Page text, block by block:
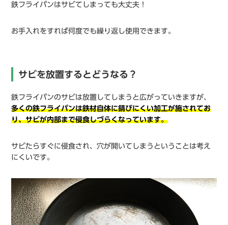
鉄フライパンはサビてしまっても大丈夫！
お手入れをすれば何度でも繰り返し使用できます。
サビを放置するとどうなる？
鉄フライパンのサビは放置してしまうと広がっていきますが、
多くの鉄フライパンは鉄材自体に錆びにくい加工が施されてお
り、サビが内部まで侵食しづらくなっています。
サビたらすぐに侵食され、穴が開いてしまうということは考え
にくいです。